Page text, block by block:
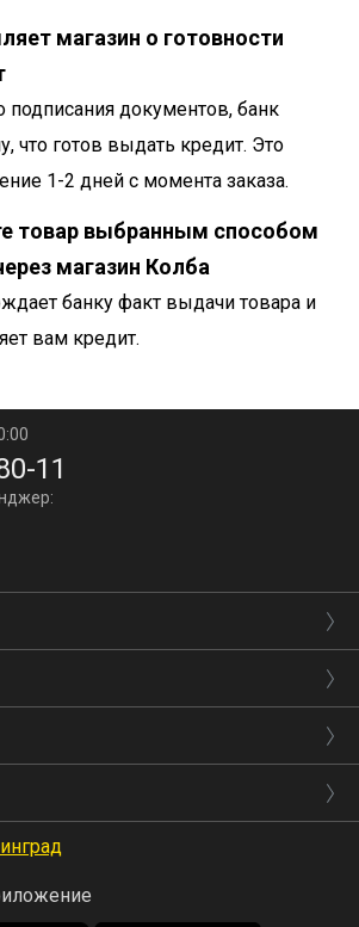
магазин о готовности
подписания документов, банк
что готов выдать кредит. Это
1-2 дней с момента заказа.
товар выбранным способом
магазин Колба
банку факт выдачи товара и
вам кредит.
11